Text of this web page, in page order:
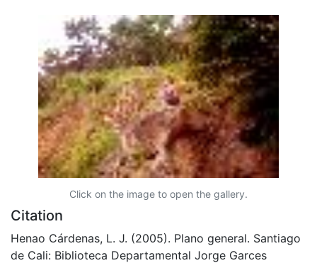
Click on the image to open the gallery.
Citation
Henao Cárdenas, L. J. (2005). Plano general. Santiago
de Cali: Biblioteca Departamental Jorge Garces